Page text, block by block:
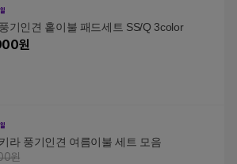
기인견 홑이불 패드세트 SS/Q 3color
원
라 풍기인견 여름이불 세트 모음
원